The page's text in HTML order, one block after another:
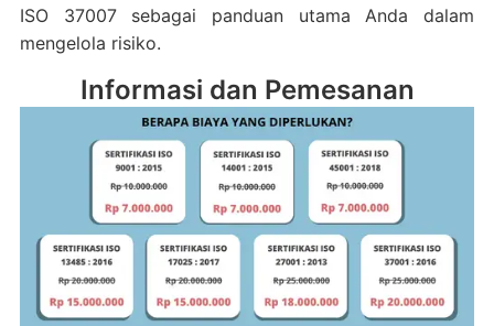
ISO 37007 sebagai panduan utama Anda dalam
mengelola risiko.
Informasi dan Pemesanan